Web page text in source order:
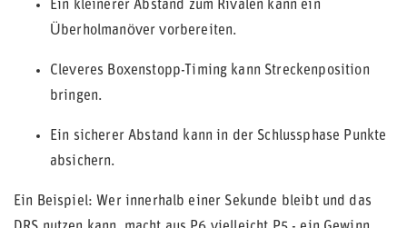
Ein kleinerer Abstand zum Rivalen kann ein
Überholmanöver vorbereiten.
Cleveres Boxenstopp-Timing kann Streckenposition
bringen.
Ein sicherer Abstand kann in der Schlussphase Punkte
absichern.
Ein Beispiel: Wer innerhalb einer Sekunde bleibt und das